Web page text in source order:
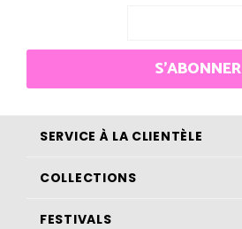
S'ABONNER
SERVICE À LA CLIENTÈLE
COLLECTIONS
FESTIVALS